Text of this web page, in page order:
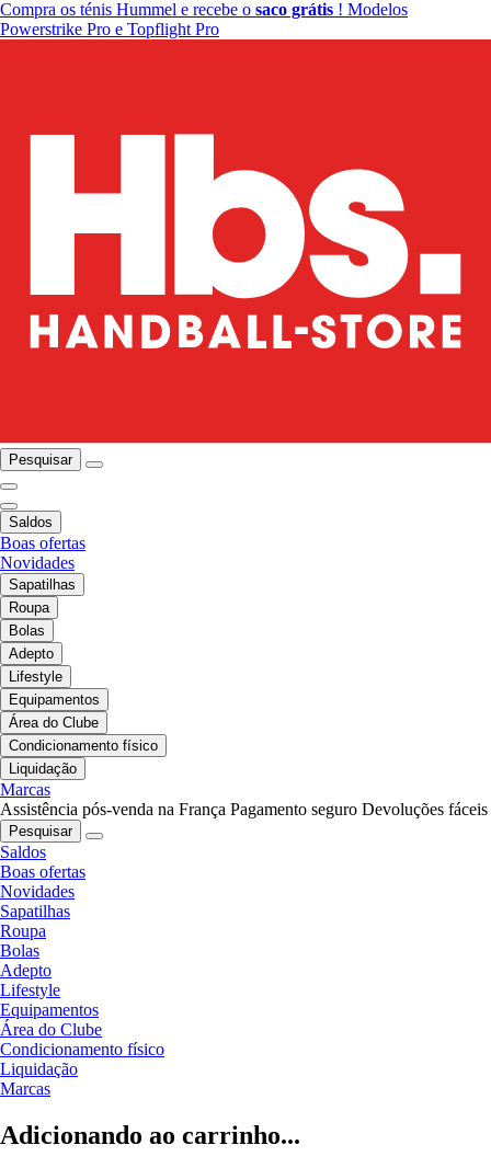
Compra os ténis Hummel e recebe o saco grátis ! Modelos
Powerstrike Pro e Topflight Pro
Pesquisar
Saldos
Boas ofertas
Novidades
Sapatilhas
Roupa
Bolas
Adepto
Lifestyle
Equipamentos
Área do Clube
Condicionamento físico
Liquidação
Marcas
Assistência pós-venda na França Pagamento seguro Devoluções fáceis
Pesquisar
Saldos
Boas ofertas
Novidades
Sapatilhas
Roupa
Bolas
Adepto
Lifestyle
Equipamentos
Área do Clube
Condicionamento físico
Liquidação
Marcas
Adicionando ao carrinho...